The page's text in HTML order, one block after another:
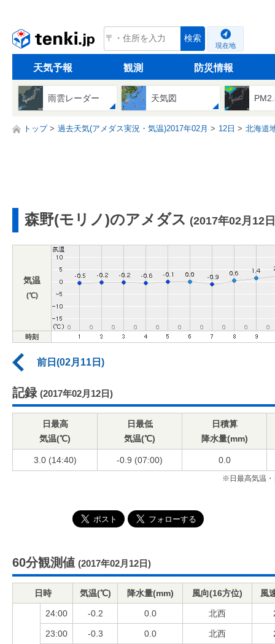
tenki.jp 検索
現在地
天気予報 観測 防災情報
雨雲レーダー 天気図
トップ 過去天気(アメダス実況・気温)2017年02月 12日 北海道
森野(モリノ)のアメダス (2017年02月12
気温
(℃)
時刻
前日(02月11日)
記録 (2017年02月12日)
日最高
気温(℃)
日最低
気温(℃)
日積算
降水量(mm)
3.0 (14:40) -0.9 (07:00) 0.0
※日最高気温・
60分観測値 (2017年02月12日)
日時 気温(℃) 降水量(mm) 風向(16方位) 風
24:00 -0.2 0.0 北西
23:00 -0.3 0.0 北西